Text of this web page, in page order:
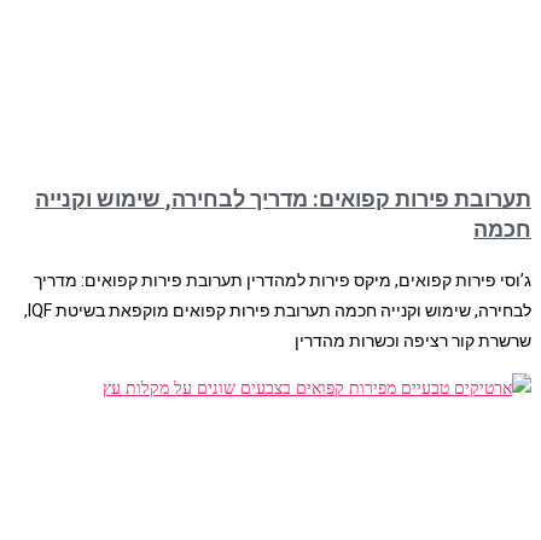
תערובת פירות קפואים: מדריך לבחירה, שימוש וקנייה
חכמה
ג’וסי פירות קפואים, מיקס פירות למהדרין תערובת פירות קפואים: מדריך
לבחירה, שימוש וקנייה חכמה תערובת פירות קפואים מוקפאת בשיטת IQF,
שרשרת קור רציפה וכשרות מהדרין